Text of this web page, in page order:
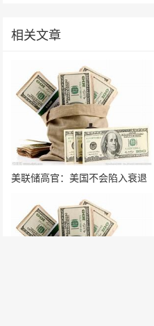
相关文章
美联储高官：美国不会陷入衰退